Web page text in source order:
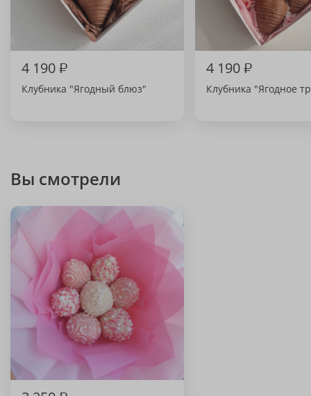
4 190₽
Клубника "Ягодный блюз"
4 190₽
Клубника "Ягодное
Вы смотрели